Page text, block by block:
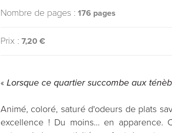
Nombre de pages : 176 pages
Prix : 7,20 €
« Lorsque ce quartier succombe aux
Animé, coloré, saturé d'odeurs de plats
excellence ! Du moins... en apparence.